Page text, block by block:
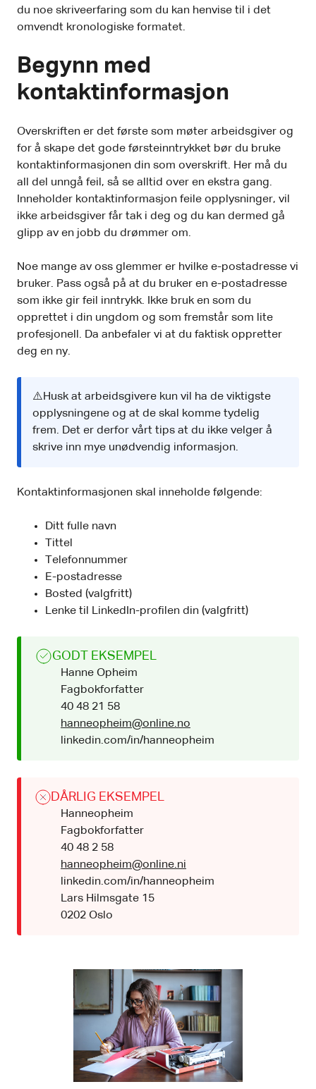
du noe skriveerfaring som du kan henvise til i det
omvendt kronologiske formatet.
Begynn med
kontaktinformasjon
Overskriften er det første som møter arbeidsgiver og
for å skape det gode førsteinntrykket bør du bruke
kontaktinformasjonen din som overskrift. Her må du
all del unngå feil, så se alltid over en ekstra gang.
Inneholder kontaktinformasjon feile opplysninger, vil
ikke arbeidsgiver får tak i deg og du kan dermed gå
glipp av en jobb du drømmer om.
Noe mange av oss glemmer er hvilke e-postadresse vi
bruker. Pass også på at du bruker en e-postadresse
som ikke gir feil inntrykk. Ikke bruk en som du
opprettet i din ungdom og som fremstår som lite
profesjonell. Da anbefaler vi at du faktisk oppretter
deg en ny.
⚠️Husk at arbeidsgivere kun vil ha de viktigste
opplysningene og at de skal komme tydelig
frem. Det er derfor vårt tips at du ikke velger å
skrive inn mye unødvendig informasjon.
Kontaktinformasjonen skal inneholde følgende:
Ditt fulle navn
Tittel
Telefonnummer
E-postadresse
Bosted (valgfritt)
Lenke til LinkedIn-profilen din (valgfritt)
GODT EKSEMPEL
Hanne Opheim
Fagbokforfatter
40 48 21 58
hanneopheim@online.no
linkedin.com/in/hanneopheim
DÅRLIG EKSEMPEL
Hanneopheim
Fagbokforfatter
40 48 2 58
hanneopheim@online.ni
linkedin.com/in/hanneopheim
Lars Hilmsgate 15
0202 Oslo